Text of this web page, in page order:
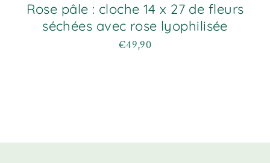
Rose pâle : cloche 14 x 27 de fleurs
séchées avec rose lyophilisée
€49,90